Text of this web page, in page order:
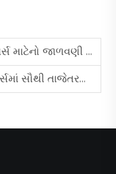
જાળવણી માર્ગદર્શિકા
તાજેતરની નવીનતાઓ